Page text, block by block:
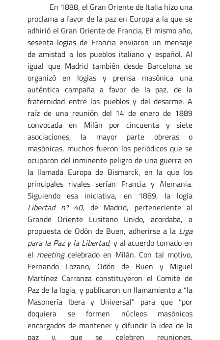
En 1888, el Gran Oriente de Italia hizo una
proclama a favor de la paz en Europa a la que se
adhirió el Gran Oriente de Francia. El mismo año,
sesenta logias de Francia enviaron un mensaje
de amistad a los pueblos italiano y español. Al
igual que Madrid también desde Barcelona se
organizó en logias y prensa masónica una
auténtica campaña a favor de la paz, de la
fraternidad entre los pueblos y del desarme. A
raíz de una reunión del 14 de enero de 1889
convocada en Milán por cincuenta y siete
asociaciones, la mayor parte obreras o
masónicas, muchos fueron los periódicos que se
ocuparon del inminente peligro de una guerra en
la llamada Europa de Bismarck, en la que los
principales rivales serían Francia y Alemania.
Siguiendo esa iniciativa, en 1889, la logia
Libertad nº 40, de Madrid, perteneciente al
Grande Oriente Lusitano Unido, acordaba, a
propuesta de Odón de Buen, adherirse a la Liga
para la Paz y la Libertad, y al acuerdo tomado en
el meetingcelebrado en Milán. Con tal motivo,
Fernando Lozano, Odón de Buen y Miguel
Martínez Carranza constituyeron el Comité de
Paz de la logia, y publicaron un llamamiento a “la
Masonería Ibera y Universal” para que “por
doquiera se formen núcleos masónicos
encargados de mantener y difundir la idea de la
paz y, que se celebren reuniones,